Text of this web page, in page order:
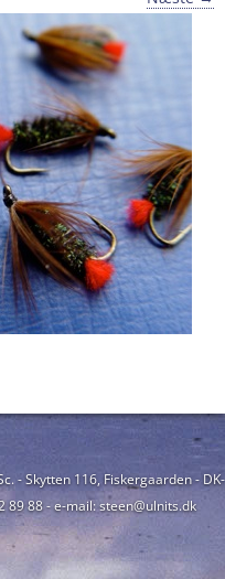
- Skytten 116, Fiskergaarden - DK-
89 88 - e-mail: steen@ulnits.dk